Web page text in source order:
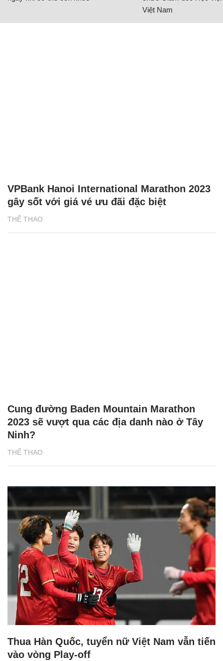
Việt Nam
THỂ THAO
VPBank Hanoi International Marathon 2023
gây sốt với giá vé ưu đãi đặc biệt
THỂ THAO
Cung đường Baden Mountain Marathon
2023 sẽ vượt qua các địa danh nào ở Tây
Ninh?
Thua Hàn Quốc, tuyển nữ Việt Nam vẫn tiến
vào vòng Play-off